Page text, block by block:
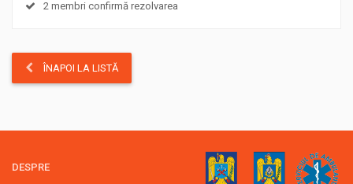
2 membri confirmă rezolvarea
ÎNAPOI LA LISTĂ
DESPRE